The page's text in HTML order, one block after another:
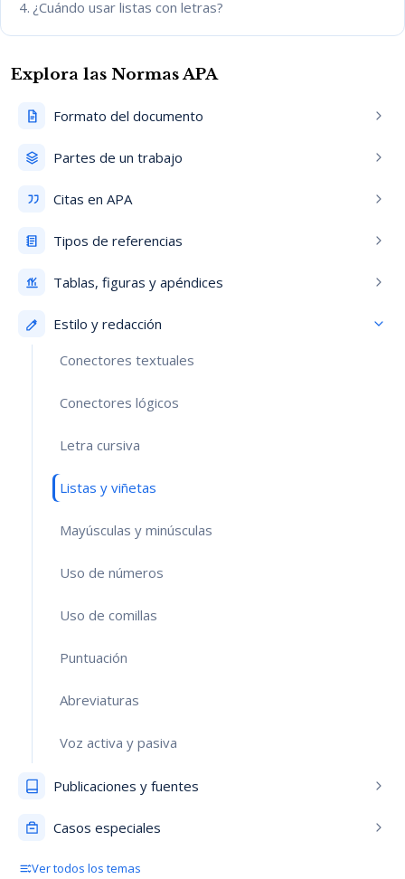
¿Cuándo usar listas con letras?
Explora las Normas APA
Formato del documento
Partes de un trabajo
Citas en APA
Tipos de referencias
Tablas, figuras y apéndices
Estilo y redacción
Conectores textuales
Conectores lógicos
Letra cursiva
Listas y viñetas
Mayúsculas y minúsculas
Uso de números
Uso de comillas
Puntuación
Abreviaturas
Voz activa y pasiva
Publicaciones y fuentes
Casos especiales
Ver todos los temas